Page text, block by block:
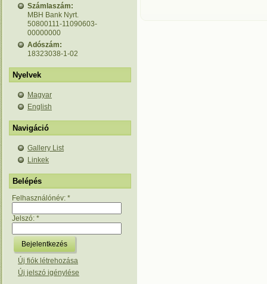
Számlaszám:
MBH Bank Nyrt.
50800111-11090603-
00000000
Adószám:
18323038-1-02
Nyelvek
Magyar
English
Navigáció
Gallery List
Linkek
Belépés
Felhasználónév: *
Jelszó: *
Új fiók létrehozása
Új jelszó igénylése